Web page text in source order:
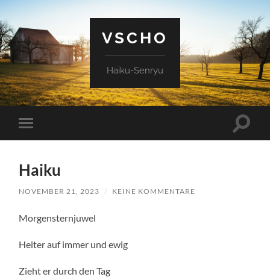
VSCHO
Haiku-Senryu
Mobile-
Menü
Haiku
NOVEMBER 21, 2023 / KEINE KOMMENTARE
Morgensternjuwel
Heiter auf immer und ewig
Zieht er durch den Tag